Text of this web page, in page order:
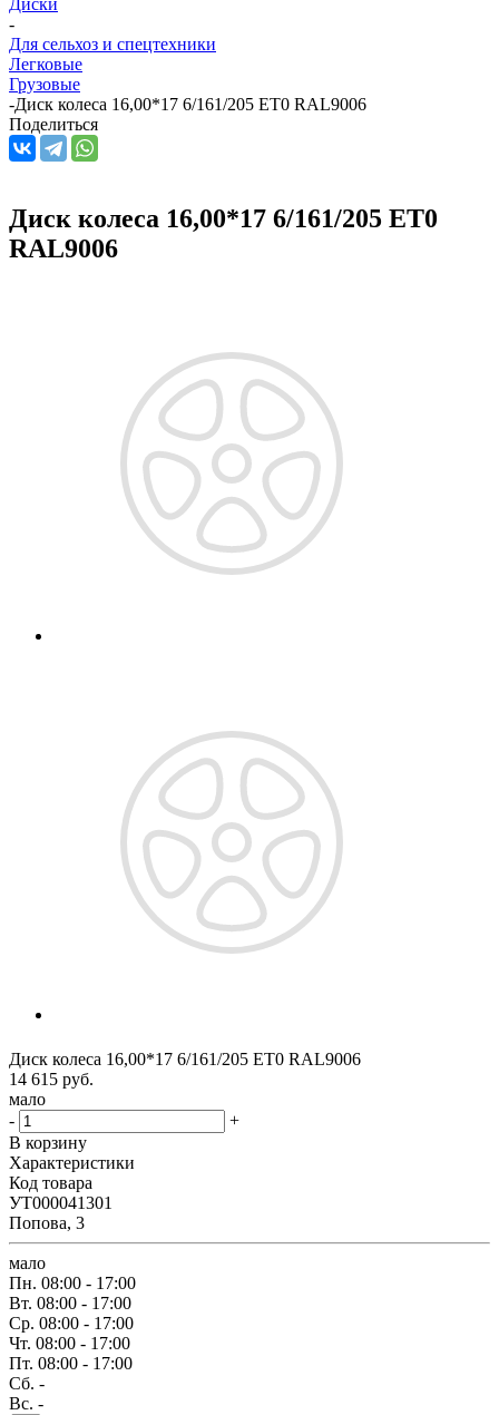
-
Для сельхоз и спецтехники
Легковые
Грузовые
-Диск колеса 16,00*17 6/161/205 ET0 RAL9006
Поделиться
Диск колеса 16,00*17 6/161/205 ET0
RAL9006
Диск колеса 16,00*17 6/161/205 ET0 RAL9006
14 615 руб.
мало
-
+
В корзину
Характеристики
Код товара
УТ000041301
Попова, 3
мало
Пн. 08:00 - 17:00
Вт. 08:00 - 17:00
Ср. 08:00 - 17:00
Чт. 08:00 - 17:00
Пт. 08:00 - 17:00
Сб. -
Вс. -